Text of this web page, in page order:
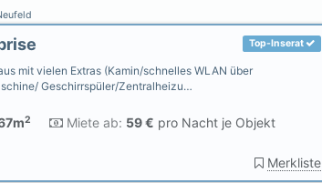
Top-Inserat
mit vielen Extras (Kamin/schnelles WLAN über
Geschirrspüler/Zentralheizu…
2 Miete ab: 59 € pro Nacht je Objekt
Merkliste